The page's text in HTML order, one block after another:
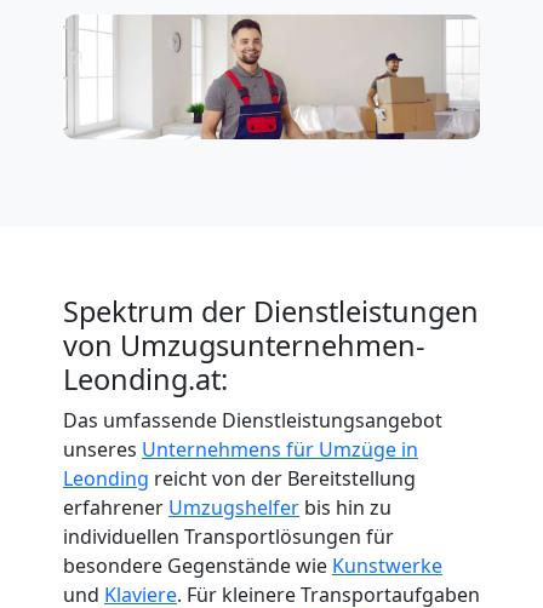
Spektrum der Dienstleistungen
von Umzugsunternehmen-
Leonding.at:
Das umfassende Dienstleistungsangebot
unseres Unternehmens für Umzüge in
Leonding reicht von der Bereitstellung
erfahrener Umzugshelfer bis hin zu
individuellen Transportlösungen für
besondere Gegenstände wie Kunstwerke
und Klaviere. Für kleinere Transportaufgaben